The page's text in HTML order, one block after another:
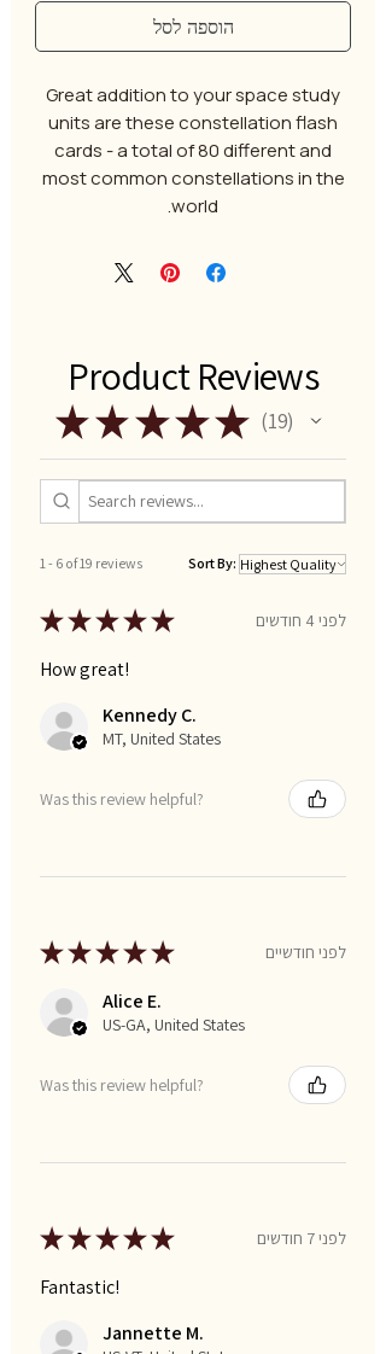
הוספה לסל
Great addition to your space study
units are these constellation flash
cards - a total of 80 different and
most common constellations in the
world.
Product Reviews
★ ★★★★ 19
19
1 - 6 of 19 reviews Sort By:
★★★★★ לפני 4 חודשים
How great!
Kennedy C.
MT, United States
Was this review helpful?
★★★★★ לפני חודשיים
Alice E.
US-GA, United States
Was this review helpful?
★★★★★ לפני 7 חודשים
Fantastic!
Jannette M.